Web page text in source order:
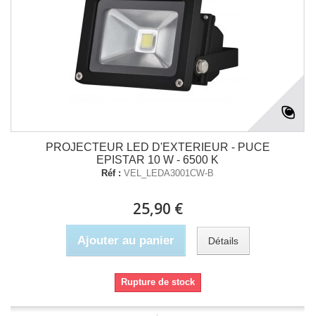
PROJECTEUR LED D'EXTERIEUR - PUCE
EPISTAR 10 W - 6500 K
Réf : VEL_LEDA3001CW-B
25,90 €
Ajouter au panier Détails
Rupture de stock